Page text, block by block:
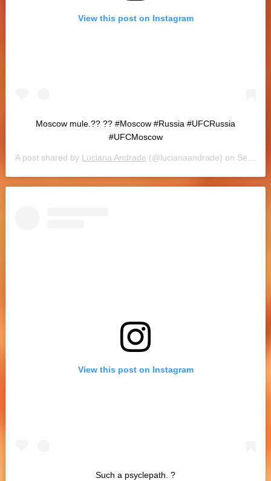
View this post on Instagram
Moscow mule.?? ?? #Moscow #Russia #UFCRussia
#UFCMoscow
A post shared by Luciana Andrade (@lucianaandrade) on Sep 13, 2018 at 1:25pm PDT
View this post on Instagram
Such a psyclepath. ?